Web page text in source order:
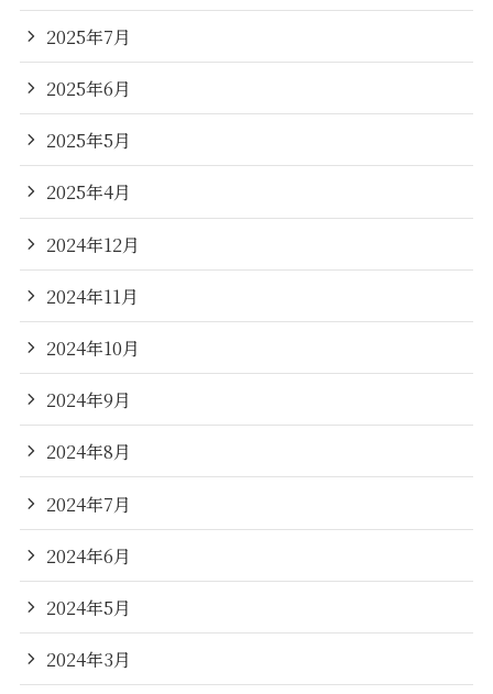
2025年7月
2025年6月
2025年5月
2025年4月
2024年12月
2024年11月
2024年10月
2024年9月
2024年8月
2024年7月
2024年6月
2024年5月
2024年3月